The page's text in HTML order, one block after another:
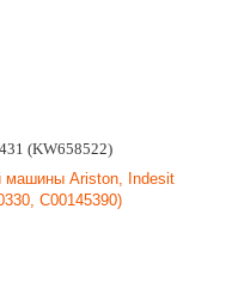
(KW658522)